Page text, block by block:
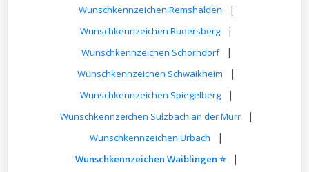
Wunschkennzeichen Remshalden |
Wunschkennzeichen Rudersberg |
Wunschkennzeichen Schorndorf |
Wunschkennzeichen Schwaikheim |
Wunschkennzeichen Spiegelberg |
Wunschkennzeichen Sulzbach an der Murr |
Wunschkennzeichen Urbach |
Wunschkennzeichen Waiblingen ⭐ |